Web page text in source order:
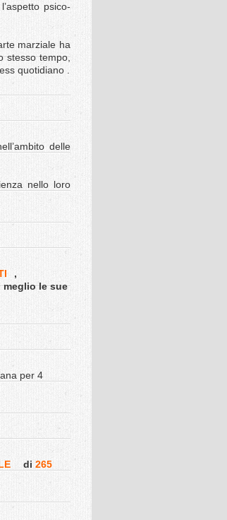
psico-
marziale ha
stesso tempo,
quotidiano .
delle
nello loro
,
meglio le sue
per 4
di 265